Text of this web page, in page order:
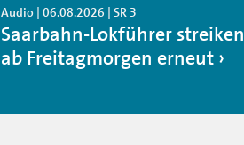
Audio | 06.08.2026 | SR 3
Saarbahn-Lokführer streiken
ab Freitagmorgen erneut